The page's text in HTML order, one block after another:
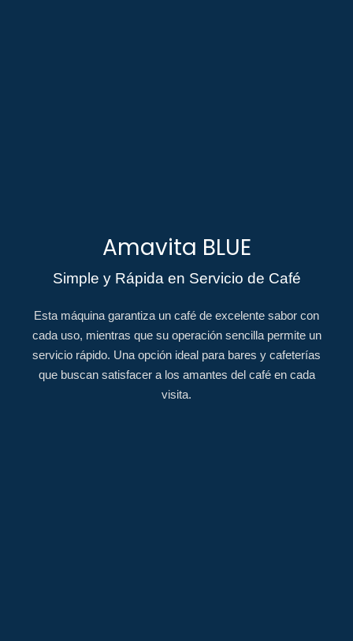
Amavita BLUE
Simple y Rápida en Servicio de Café​
Esta máquina garantiza un café de excelente sabor con
cada uso, mientras que su operación sencilla permite un
servicio rápido. Una opción ideal para bares y cafeterías
que buscan satisfacer a los amantes del café en cada
visita.